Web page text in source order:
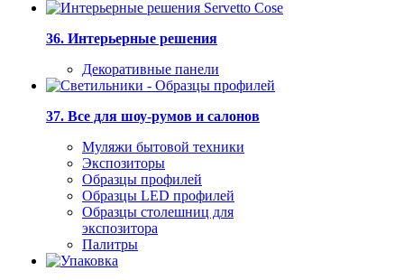
36. Интерьерные решения
Декоративные панели
37. Все для шоу-румов и салонов
Муляжи бытовой техники
Экспозиторы
Образцы профилей
Образцы LED профилей
Образцы столешниц для
экспозитора
Палитры